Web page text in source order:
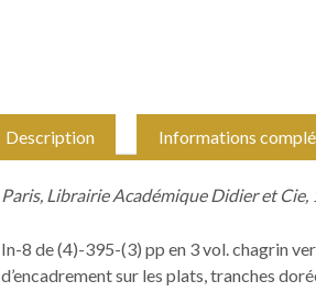
Description Informations
Paris, Librairie Académique Didier et Cie,
In-8 de (4)-395-(3) pp en 3 vol. chagrin
d’encadrement sur les plats, tranches